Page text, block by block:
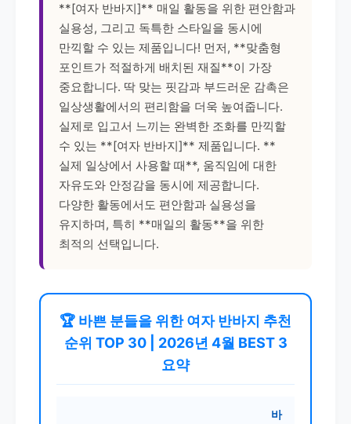
**[여자 반바지]** 매일 활동을 위한 편안함과
실용성, 그리고 독특한 스타일을 동시에
만끽할 수 있는 제품입니다! 먼저, **맞춤형
포인트가 적절하게 배치된 재질**이 가장
중요합니다. 딱 맞는 핏감과 부드러운 감촉은
일상생활에서의 편리함을 더욱 높여줍니다.
실제로 입고서 느끼는 완벽한 조화를 만끽할
수 있는 **[여자 반바지]** 제품입니다. **
실제 일상에서 사용할 때**, 움직임에 대한
자유도와 안정감을 동시에 제공합니다.
다양한 활동에서도 편안함과 실용성을
유지하며, 특히 **매일의 활동**을 위한
최적의 선택입니다.
🏆 바쁜 분들을 위한 여자 반바지 추천
순위 TOP 30 | 2026년 4월 BEST 3
요약
바